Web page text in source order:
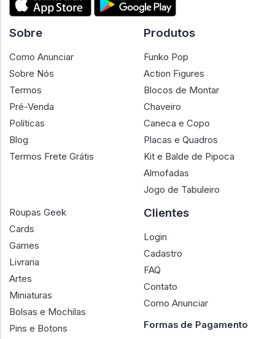
Sobre
Como Anunciar
Sobre Nós
Termos
Pré-Venda
Políticas
Blog
Termos Frete Grátis
Produtos
Funko Pop
Action Figures
Blocos de Montar
Chaveiro
Caneca e Copo
Placas e Quadros
Kit e Balde de Pipoca
Almofadas
Jogo de Tabuleiro
Roupas Geek
Cards
Games
Livraria
Artes
Miniaturas
Bolsas e Mochilas
Pins e Botons
Clientes
Login
Cadastro
FAQ
Contato
Como Anunciar
Formas de Pagamento